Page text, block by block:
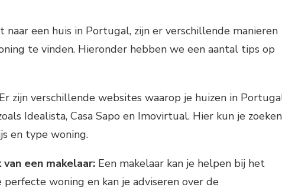
naar een huis in Portugal, zijn er verschillende manieren
te vinden. Hieronder hebben we een aantal tips op
Er zijn verschillende websites waarop je huizen in
Idealista, Casa Sapo en Imovirtual. Hier kun je zoeken
en type woning.
van een makelaar: Een makelaar kan je helpen bij het
perfecte woning en kan je adviseren over de